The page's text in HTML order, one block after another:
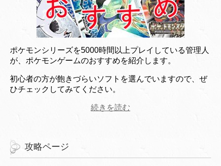
ポケモンシリーズを5000時間以上プレイしている管理人
が、ポケモンゲームのおすすめを紹介します。
初心者の方が飽きづらいソフトを選んでいますので、ぜ
ひチェックしてみてください。
続きを読む
攻略ページ